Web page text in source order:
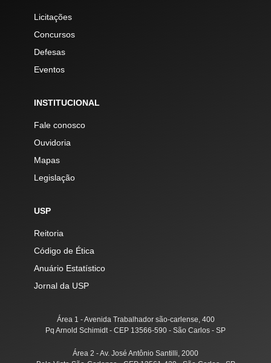
Licitações
Concursos
Defesas
Eventos
INSTITUCIONAL
Fale conosco
Ouvidoria
Mapas
Legislação
USP
Reitoria
Código de Ética
Anuário Estatístico
Jornal da USP
Área 1 - Avenida Trabalhador são-carlense, 400
Pq Arnold Schimidt - CEP 13566-590 - São Carlos - SP
Área 2 - Av. José Antônio Santilli, 2000